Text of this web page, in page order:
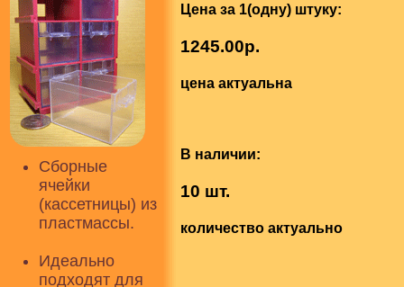
Сборные
ячейки
(кассетницы) из
пластмассы.
Идеально
подходят для
Цена за 1(одну) штуку:
1245.00р.
цена актуальна
В наличии:
10 шт.
количество актуально